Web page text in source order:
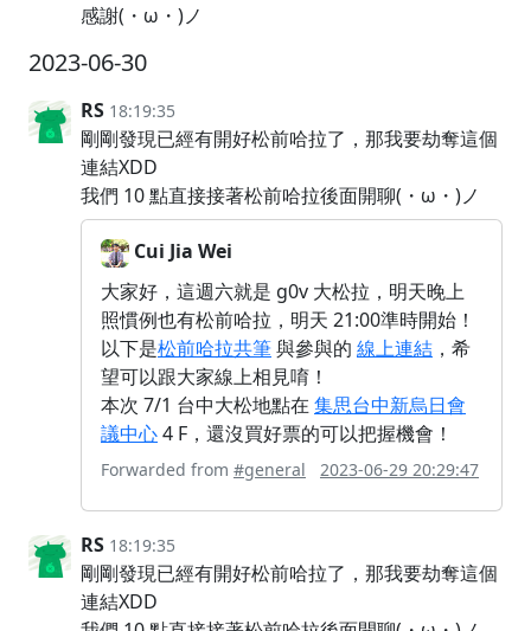
感謝(・ω・)ノ
2023-06-30
RS 18:19:35
剛剛發現已經有開好松前哈拉了，那我要劫奪這個
連結XDD
我們 10 點直接接著松前哈拉後面開聊(・ω・)ノ
Cui Jia Wei
大家好，這週六就是 g0v 大松拉，明天晚上
照慣例也有松前哈拉，明天 21:00準時開始！
以下是松前哈拉共筆與參與的 線上連結 ，希
望可以跟大家線上相見唷！
本次 7/1 台中大松地點在 集思台中新烏日會
議中心4 F，還沒買好票的可以把握機會！
Forwarded from #general 2023-06-29 20:29:47
RS 18:19:35
剛剛發現已經有開好松前哈拉了，那我要劫奪這個
連結XDD